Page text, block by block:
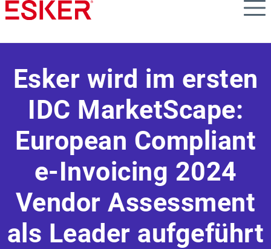
Skip
to
content
Esker wird im ersten
IDC MarketScape:
European Compliant
e-Invoicing 2024
Vendor Assessment
als Leader aufgeführt